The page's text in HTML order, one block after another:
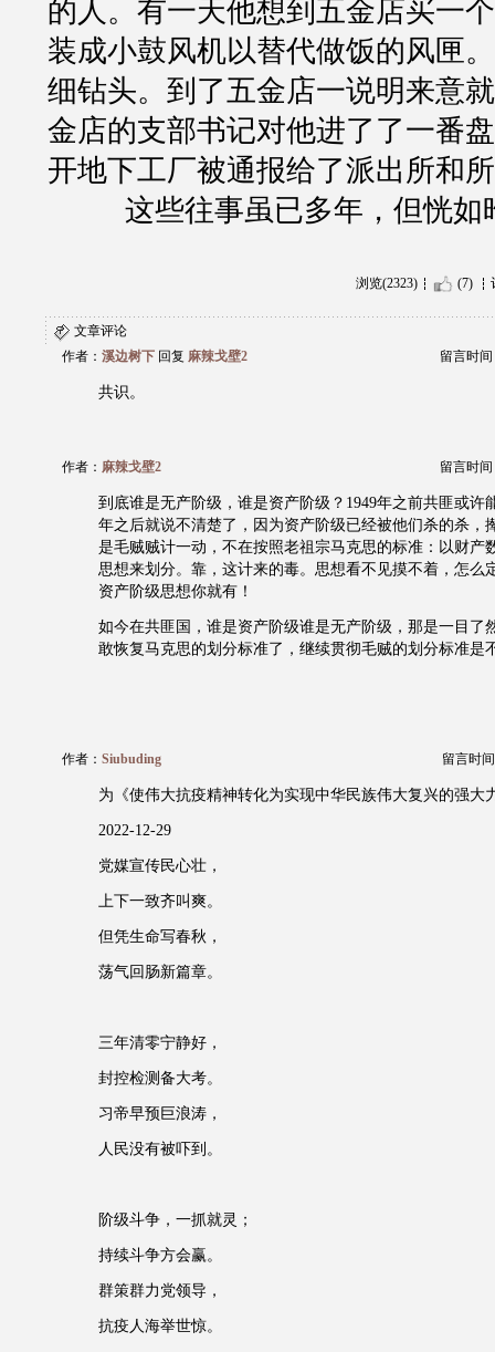
的人。有一天他想到五金店买一
装成小鼓风机以替代做饭的风匣
细钻头。到了五金店一说明来意
金店的支部书记对他进了了一番
开地下工厂被通报给了派出所和
这些往事虽已多年，但恍如
浏览(2323) (7)
文章评论
作者： 溪边树下 回复 麻辣戈壁2 留言时间
共识。
作者： 麻辣戈壁2 留言时间
到底谁是无产阶级，谁是资产阶级？1949年之前共匪或许
年之后就说不清楚了，因为资产阶级已经被他们杀的杀，
是毛贼贼计一动，不在按照老祖宗马克思的标准：以财产
思想来划分。靠，这计来的毒。思想看不见摸不着，怎么
资产阶级思想你就有！
如今在共匪国，谁是资产阶级谁是无产阶级，那是一目了
敢恢复马克思的划分标准了，继续贯彻毛贼的划分标准是
作者： Siubuding 留言时
为《使伟大抗疫精神转化为实现中华民族伟大复兴的强大
2022-12-29
党媒宣传民心壮，
上下一致齐叫爽。
但凭生命写春秋，
荡气回肠新篇章。
三年清零宁静好，
封控检测备大考。
习帝早预巨浪涛，
人民没有被吓到。
阶级斗争，一抓就灵；
持续斗争方会赢。
群策群力党领导，
抗疫人海举世惊。